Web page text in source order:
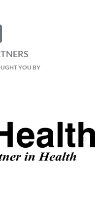
YOU BY